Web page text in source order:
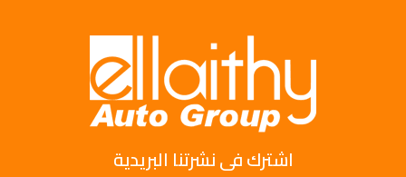
اشترك فى نشرتنا البريدية